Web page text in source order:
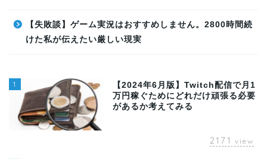
【失敗談】ゲーム実況はおすすめしません。2800時間続
けた私が伝えたい厳しい現実
1
【2024年6月版】Twitch配信で月1
万円稼ぐためにどれだけ頑張る必要
があるか考えてみる
2171 view